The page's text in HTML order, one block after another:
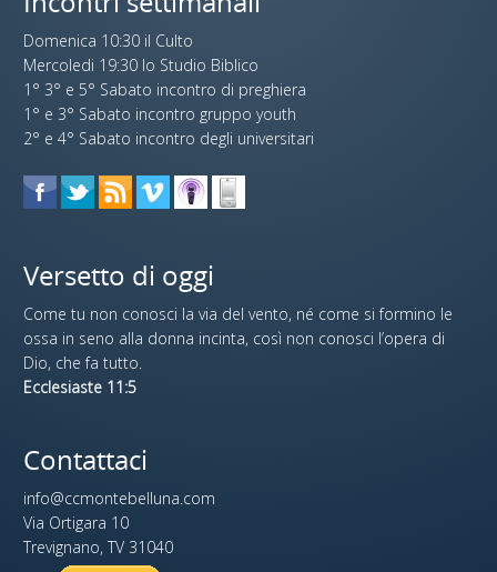
Domenica 10:30 il Culto
Mercoledi 19:30 lo Studio Biblico
1° 3° e 5° Sabato incontro di preghiera
1° e 3° Sabato incontro gruppo youth
2° e 4° Sabato incontro degli universitari
Versetto di oggi
Come tu non conosci la via del vento, né come si formino le
ossa in seno alla donna incinta, così non conosci l’opera di
Dio, che fa tutto.
Ecclesiaste 11:5
Contattaci
info@ccmontebelluna.com
Via Ortigara 10
Trevignano, TV 31040